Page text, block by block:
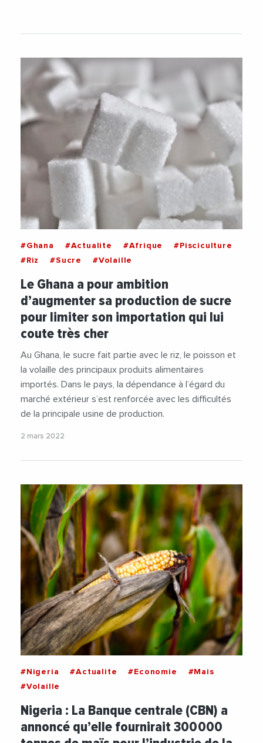
#Ghana #Actualite #Afrique
#Pisciculture
#Riz
#Sucre #Volaille
Le Ghana a pour ambition
d’augmenter sa production de sucre
pour limiter son importation qui lui
coute très cher
Au Ghana, le sucre fait partie avec le riz, le poisson et
la volaille des principaux produits alimentaires
importés. Dans le pays, la dépendance à l’égard du
marché extérieur s’est renforcée avec les difficultés
de la principale usine de production.
2 mars 2022
#Nigeria #Actualite #Economie
#Mais
#Volaille
Nigeria : La Banque centrale (CBN) a
annoncé qu’elle fournirait 300 000